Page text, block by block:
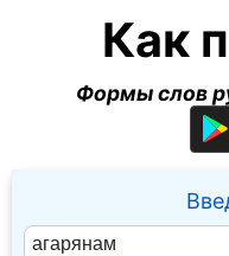
Как
Формы слов